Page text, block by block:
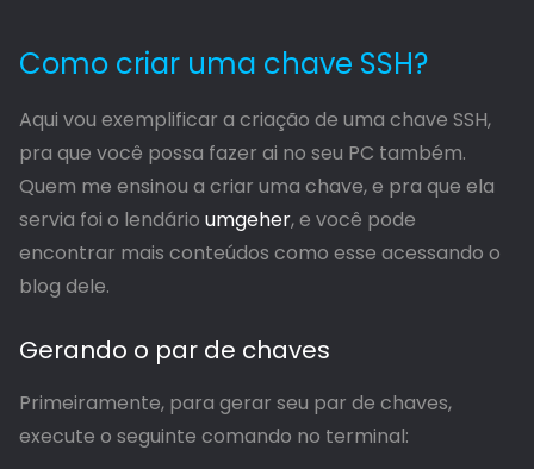
Como criar uma chave SSH?
Aqui vou exemplificar a criação de uma chave SSH,
pra que você possa fazer ai no seu PC também.
Quem me ensinou a criar uma chave, e pra que ela
servia foi o lendário umgeher, e você pode
encontrar mais conteúdos como esse acessando o
blog dele.
Gerando o par de chaves
Primeiramente, para gerar seu par de chaves,
execute o seguinte comando no terminal: